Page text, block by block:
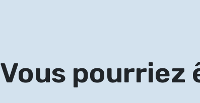
Vous pourriez